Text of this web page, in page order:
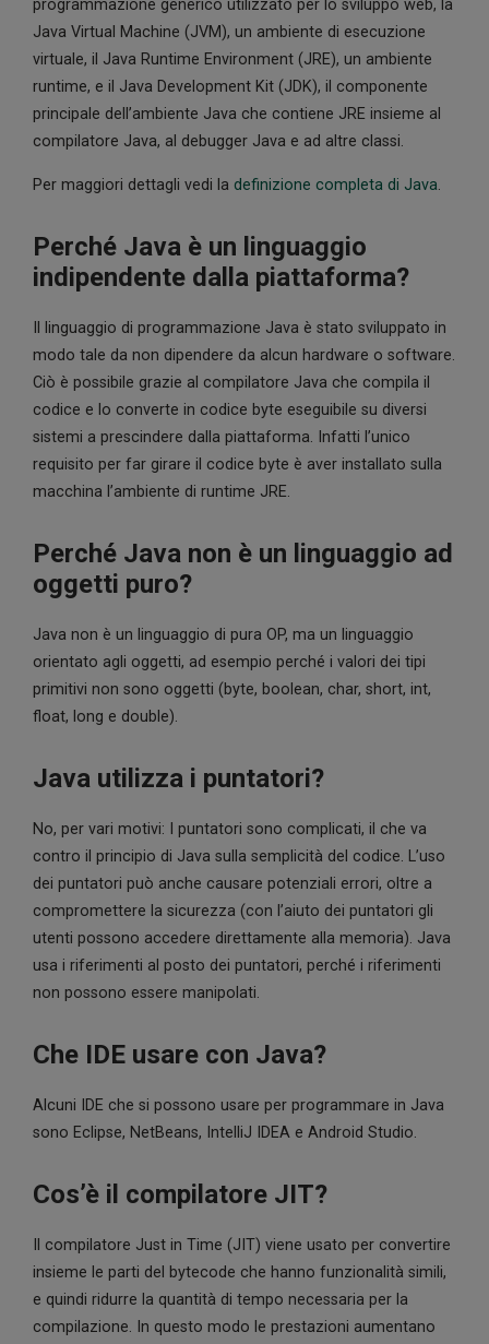
programmazione generico utilizzato per lo sviluppo web, la
Java Virtual Machine (JVM), un ambiente di esecuzione
virtuale, il Java Runtime Environment (JRE), un ambiente
runtime, e il Java Development Kit (JDK), il componente
principale dell’ambiente Java che contiene JRE insieme al
compilatore Java, al debugger Java e ad altre classi.
Per maggiori dettagli vedi la definizione completa di Java.
Perché Java è un linguaggio
indipendente dalla piattaforma?
Il linguaggio di programmazione Java è stato sviluppato in
modo tale da non dipendere da alcun hardware o software.
Ciò è possibile grazie al compilatore Java che compila il
codice e lo converte in codice byte eseguibile su diversi
sistemi a prescindere dalla piattaforma. Infatti l’unico
requisito per far girare il codice byte è aver installato sulla
macchina l’ambiente di runtime JRE.
Perché Java non è un linguaggio ad
oggetti puro?
Java non è un linguaggio di pura OP, ma un linguaggio
orientato agli oggetti, ad esempio perché i valori dei tipi
primitivi non sono oggetti (byte, boolean, char, short, int,
float, long e double).
Java utilizza i puntatori?
No, per vari motivi: I puntatori sono complicati, il che va
contro il principio di Java sulla semplicità del codice. L’uso
dei puntatori può anche causare potenziali errori, oltre a
compromettere la sicurezza (con l’aiuto dei puntatori gli
utenti possono accedere direttamente alla memoria). Java
usa i riferimenti al posto dei puntatori, perché i riferimenti
non possono essere manipolati.
Che IDE usare con Java?
Alcuni IDE che si possono usare per programmare in Java
sono Eclipse, NetBeans, IntelliJ IDEA e Android Studio.
Cos’è il compilatore JIT?
Il compilatore Just in Time (JIT) viene usato per convertire
insieme le parti del bytecode che hanno funzionalità simili,
e quindi ridurre la quantità di tempo necessaria per la
compilazione. In questo modo le prestazioni aumentano